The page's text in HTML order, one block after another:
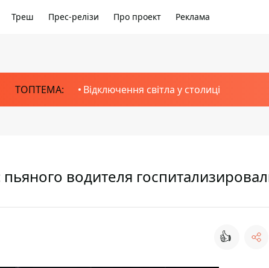
Треш Прес-релізи Про проект Реклама
ТОПТЕМА: Відключення світла у столиці
водителя
👍